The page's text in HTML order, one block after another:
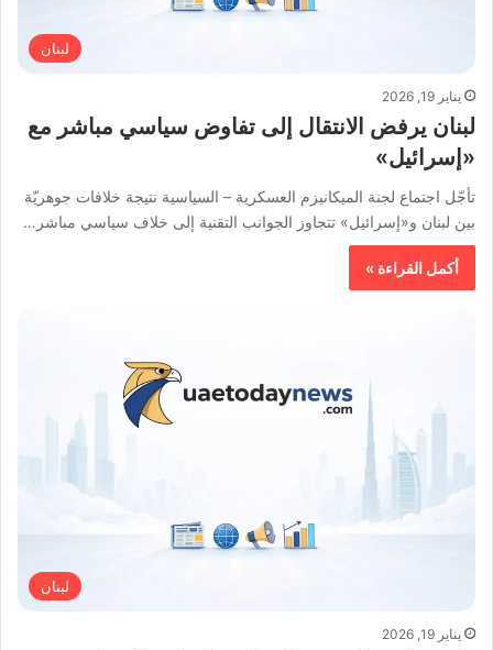
لبنان
يناير 19, 2026
لبنان يرفض الانتقال إلى تفاوض سياسي مباشر مع
«إسرائيل»
تأجّل اجتماع لجنة الميكانيزم العسكرية – السياسية نتيجة خلافات جوهريّة
بين لبنان و«إسرائيل» تتجاوز الجوانب التقنية إلى خلاف سياسي مباشر…
أكمل القراءة »
لبنان
يناير 19, 2026